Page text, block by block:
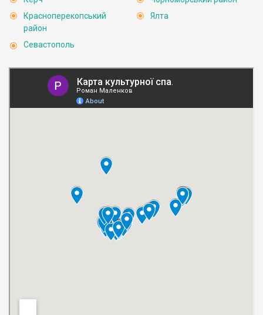
Красноперекопський
район
Севастополь
Ялта